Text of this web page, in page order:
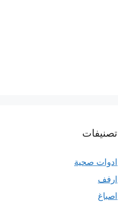
تصنيفات
ادوات صحية
ارفف
اصباغ